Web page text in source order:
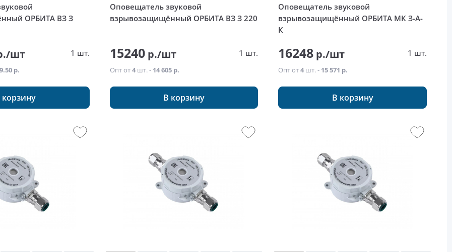
ОРБИТА ВЗ З
шт 1 шт.
р.
корзину
Оповещатель звуковой
взрывозащищённый ОРБИТА ВЗ З 220
15240р./шт 1 шт.
Опт от4шт. - 14 605 р.
В корзину
Оповещатель звуковой
взрывозащищённый ОРБИТА МК З-А-
К
16248 р./шт 1 шт.
Опт от4 шт. - 15 571 р.
В корзину